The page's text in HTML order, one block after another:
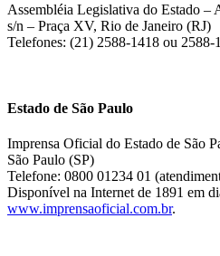
Assembléia Legislativa do Estado
s/n – Praça XV, Rio de Janeiro (RJ)
Telefones: (21) 2588-1418 ou 2588-
Estado de São Paulo
Imprensa Oficial do Estado de São
São Paulo (SP)
Telefone: 0800 01234 01
Disponível na Internet de 1891 em
www.imprensaoficial.com.br.